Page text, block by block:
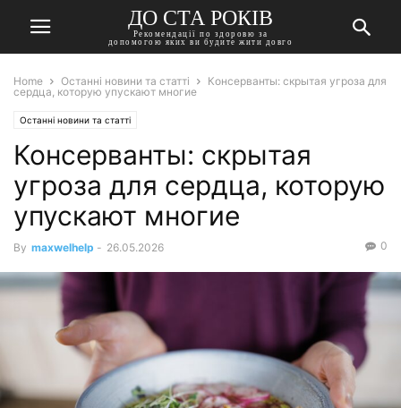
ДО СТА РОКІВ
Рекомендації по здоровю за
допомогою яких ви будите жити довго
Home Останні новини та статті
Консерванты: скрытая угроза для
сердца, которую упускают многие
Останні новини та статті
Консерванты: скрытая
угроза для сердца, которую
упускают многие
By maxwelhelp - 26.05.2026 0